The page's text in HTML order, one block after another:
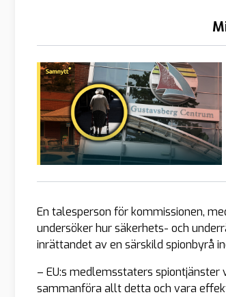
En talesperson för kommissionen,
undersöker hur säkerhets- och
inrättandet av en särskild spionbyrå
– EU:s medlemsstaters
sammanföra allt detta och vara